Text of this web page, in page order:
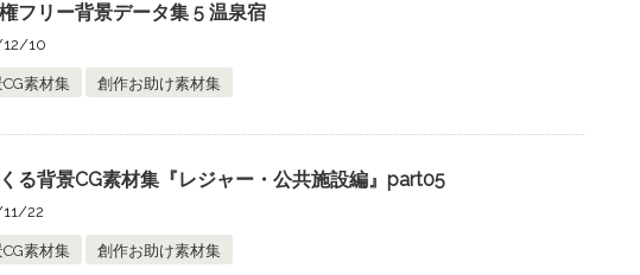
フリー背景データ集 5 温泉宿
10
素材集 創作お助け素材集
る背景CG素材集『レジャー・公共施設編』part05
22
素材集 創作お助け素材集